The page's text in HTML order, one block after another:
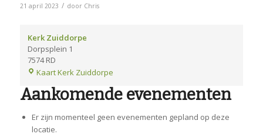
21 april 2023 / door Chris
Kerk Zuiddorpe
Dorpsplein 1
7574 RD
KaartKerk Zuiddorpe
Aankomende evenementen
Er zijn momenteel geen evenementen gepland op deze
locatie.